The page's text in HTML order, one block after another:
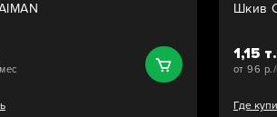
Шкив
1,15
от 96
Где